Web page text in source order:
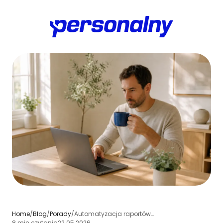
Home/Blog/Porady/
Automatyzacja raportów klientów: proste arkusze, cykliczne raporty i oszczędność czasu